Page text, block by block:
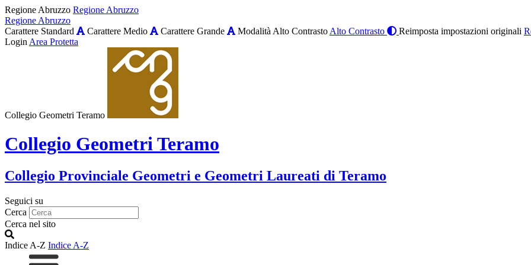
Regione Abruzzo Regione Abruzzo
Regione Abruzzo
Carattere Standard
Carattere Medio Carattere Grande Modalità Alto Contrasto Alto Contrasto Reimposta impostazioni originali
Login Area Protetta
Collegio Geometri Teramo
Collegio Geometri Teramo
Collegio Provinciale Geometri e Geometri Laureati di Teramo
Seguici su
Cerca
Cerca nel sito
Indice A-Z Indice A-Z